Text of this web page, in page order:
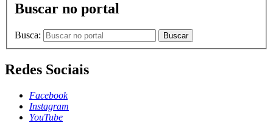
Buscar no portal
Busca: Buscar
Redes Sociais
Facebook
Instagram
YouTube